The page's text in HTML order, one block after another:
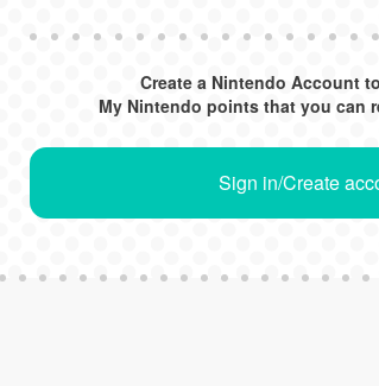
Create a Nintendo Account
My Nintendo points that you can
Sign in/Create